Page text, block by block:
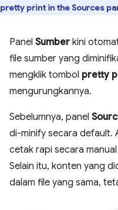
pretty print in the Sources
Panel Sumber kini
file sumber yang
mengklik tombol pretty
mengurungkannya.
Sebelumnya, panel
di-minify secara default.
cetak rapi secara
Selain itu, konten yang
dalam file yang sama,